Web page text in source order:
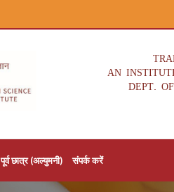
AN
DEPT.
पूर्व छात्र (अल्युमनी) संपर्क करें